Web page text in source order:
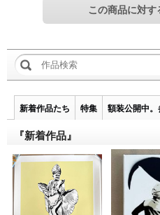
新着作品たち 特集 額装公開中
『新着作品』